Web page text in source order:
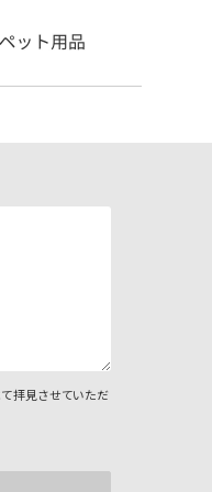
拝見させていただ